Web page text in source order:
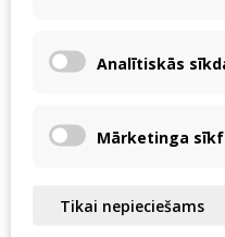
VASCO DX6 –
Analītiskās
Mārketinga
Tikai nepieciešams